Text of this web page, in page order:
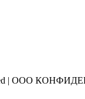
| ООО